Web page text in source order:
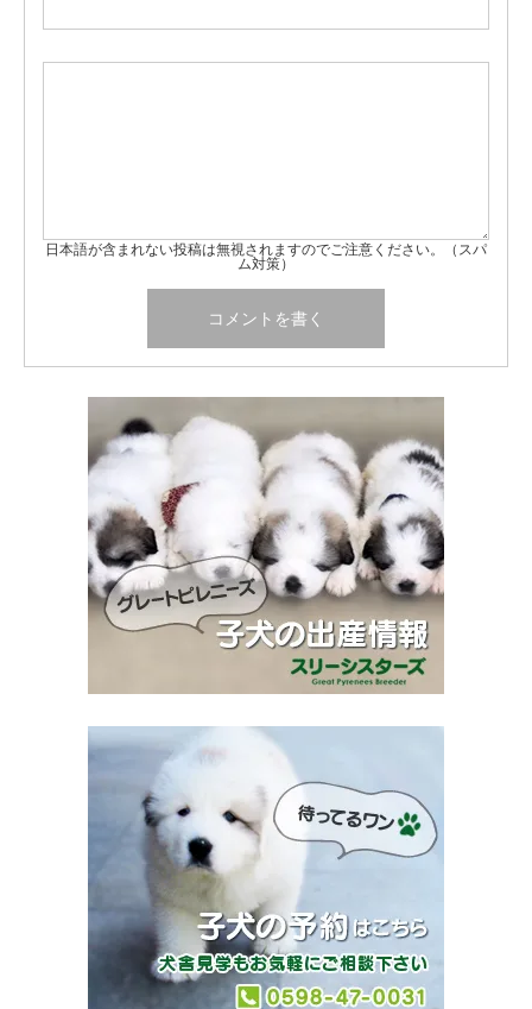
日本語が含まれない投稿は無視されますのでご注意ください。（スパ
ム対策）